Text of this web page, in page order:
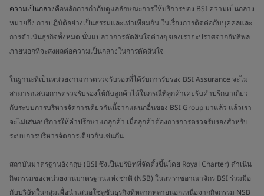
ความเป็นกลางคือหลักการกำกับดูแลลักษณะการให้บริการของ BSI ความเป็นกลาง
หมายถึง การปฏิบัติอย่างเป็นธรรมและเท่าเทียมกัน ในเรื่องการติดต่อกับบุคคลและ
การดำเนินธุรกิจทั้งหมด นั่นแปลว่าการตัดสินใจต่างๆ ของเราจะปราศจากอิทธิพล
ภายนอกที่จะส่งผลต่อความเป็นกลางในการตัดสินใจ
ในฐานะที่เป็นหน่วยงานการตรวจรับรองที่ได้รับการรับรอง BSI Assurance จะไม่
สามารถเสนอการตรวจรับรองให้กับลูกค้าได้ในกรณีที่ลูกค้าเคยรับคำปรึกษาเกี่ยว
กับระบบการบริหารจัดการเดียวกันนี้จากแผนกอื่นของ BSI Group มาแล้ว แล้วเรา
จะไม่เสนอบริการให้คำปรึกษาแก่ลูกค้า เมื่อลูกค้าต้องการการตรวจรับรองสำหรับ
ระบบการบริหารจัดการเดียวกันเช่นกัน
สถาบันมาตรฐานอังกฤษ (BSI ซึ่งเป็นบริษัทที่จัดตั้งขึ้นโดย Royal Charter) ดำเนิน
กิจกรรมของหน่วยงานมาตรฐานแห่งชาติ (NSB) ในสหราชอาณาจักร BSI ร่วมมือ
กับบริษัทในกลุ่มเพื่อนำเสนอโซลูชันธุรกิจที่หลากหลายนอกเหนือจากกิจกรรม NSB